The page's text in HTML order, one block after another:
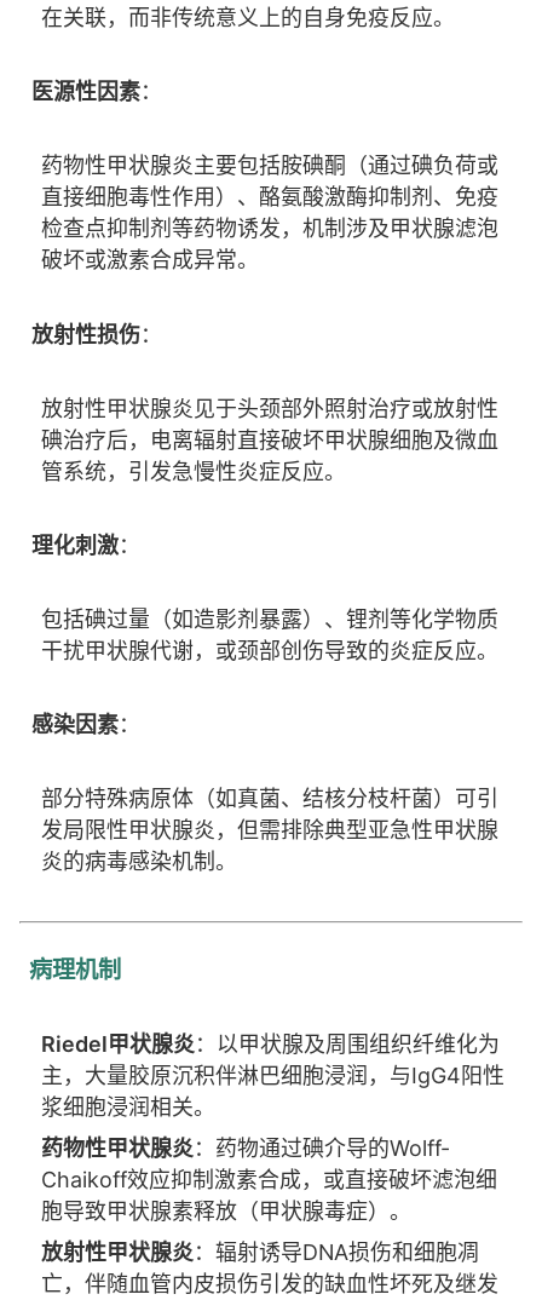
在关联，而非传统意义上的自身免疫反应。
医源性因素：
药物性甲状腺炎主要包括胺碘酮（通过碘负荷或
直接细胞毒性作用）、酪氨酸激酶抑制剂、免疫
检查点抑制剂等药物诱发，机制涉及甲状腺滤泡
破坏或激素合成异常。
放射性损伤：
放射性甲状腺炎见于头颈部外照射治疗或放射性
碘治疗后，电离辐射直接破坏甲状腺细胞及微血
管系统，引发急慢性炎症反应。
理化刺激：
包括碘过量（如造影剂暴露）、锂剂等化学物质
干扰甲状腺代谢，或颈部创伤导致的炎症反应。
感染因素：
部分特殊病原体（如真菌、结核分枝杆菌）可引
发局限性甲状腺炎，但需排除典型亚急性甲状腺
炎的病毒感染机制。
病理机制
Riedel甲状腺炎：以甲状腺及周围组织纤维化为
主，大量胶原沉积伴淋巴细胞浸润，与IgG4阳性
浆细胞浸润相关。
药物性甲状腺炎：药物通过碘介导的Wolff-
Chaikoff效应抑制激素合成，或直接破坏滤泡细
胞导致甲状腺素释放（甲状腺毒症）。
放射性甲状腺炎：辐射诱导DNA损伤和细胞凋
亡，伴随血管内皮损伤引发的缺血性坏死及继发